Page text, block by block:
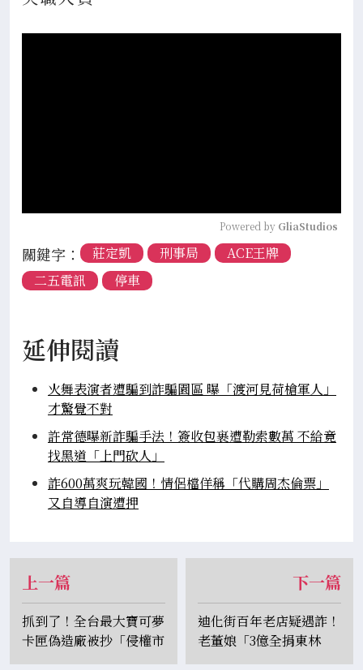
Powered by GliaStudios
關鍵字： 莊定凱 刑事局
ACE王牌
二五電訊
停車
延伸閱讀
火舞表演者遭騙到詐騙園區 曝「渡河見荷槍軍人」
才驚覺不對
許常德曝新詐騙手法！簽收包裹遭勒索數萬 不給竟
找黑道「上門砍人」
詐600萬爽玩韓國！情侶檔佯稱「代購周杰倫票」
又自導自演遭押
上一篇
抓到了！全台最大寶可夢
卡匣偽造廠被抄「侵權市
值逾3億」9嫌遭送辦
下一篇
迪化街百年老店疑遇詐！
老董娘「3億全捐東林
寺」...住院還被帶去領錢